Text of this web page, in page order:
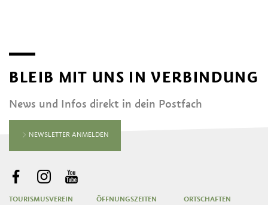
BLEIB MIT UNS IN VERBINDUNG
News und Infos direkt in dein Postfach
NEWSLETTER ANMELDEN
TOURISMUSVEREIN
ÖFFNUNGSZEITEN
ORTSCHAFTEN